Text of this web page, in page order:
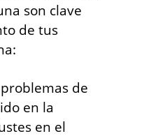
son clave
de tus
de
en la
en el